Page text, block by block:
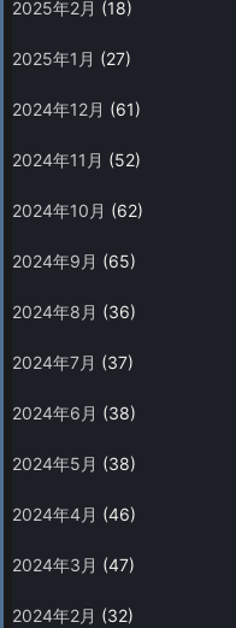
2025年2月 (18)
2025年1月 (27)
2024年12月 (61)
2024年11月 (52)
2024年10月 (62)
2024年9月 (65)
2024年8月 (36)
2024年7月 (37)
2024年6月 (38)
2024年5月 (38)
2024年4月 (46)
2024年3月 (47)
2024年2月 (32)